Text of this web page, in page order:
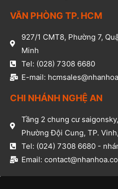
VĂN PHÒNG TP. HCM​
927/1 CMT8, Phường 7,
Minh​
Tel: (028) 7308 6680​
E-mail:
CHI NHÁNH NGHỆ AN​
Tầng 2 chung cư
Phường Đội Cung, TP.
Tel: (024) 7308 6680 -
Email: